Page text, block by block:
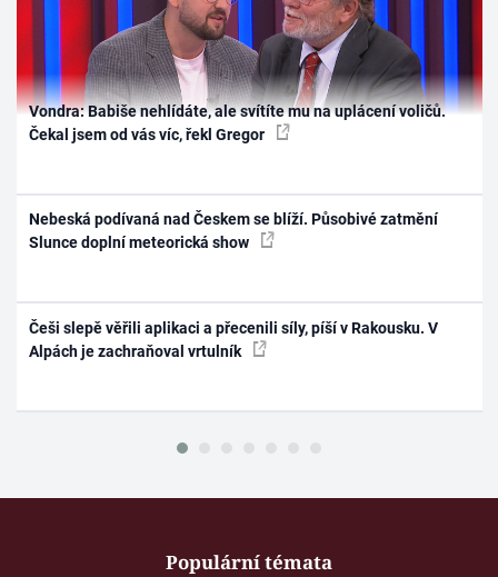
Vondra: Babiše nehlídáte, ale svítíte mu na uplácení voličů.
Čekal jsem od vás víc, řekl Gregor
Nebeská podívaná nad Českem se blíží. Působivé zatmění
Slunce doplní meteorická show
Češi slepě věřili aplikaci a přecenili síly, píší v Rakousku. V
Alpách je zachraňoval vrtulník
Populární témata